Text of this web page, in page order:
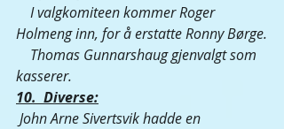
I valgkomiteen kommer Roger
Holmeng inn, for å erstatte Ronny Børge.
Thomas Gunnarshaug gjenvalgt som
kasserer.
10.  Diverse: